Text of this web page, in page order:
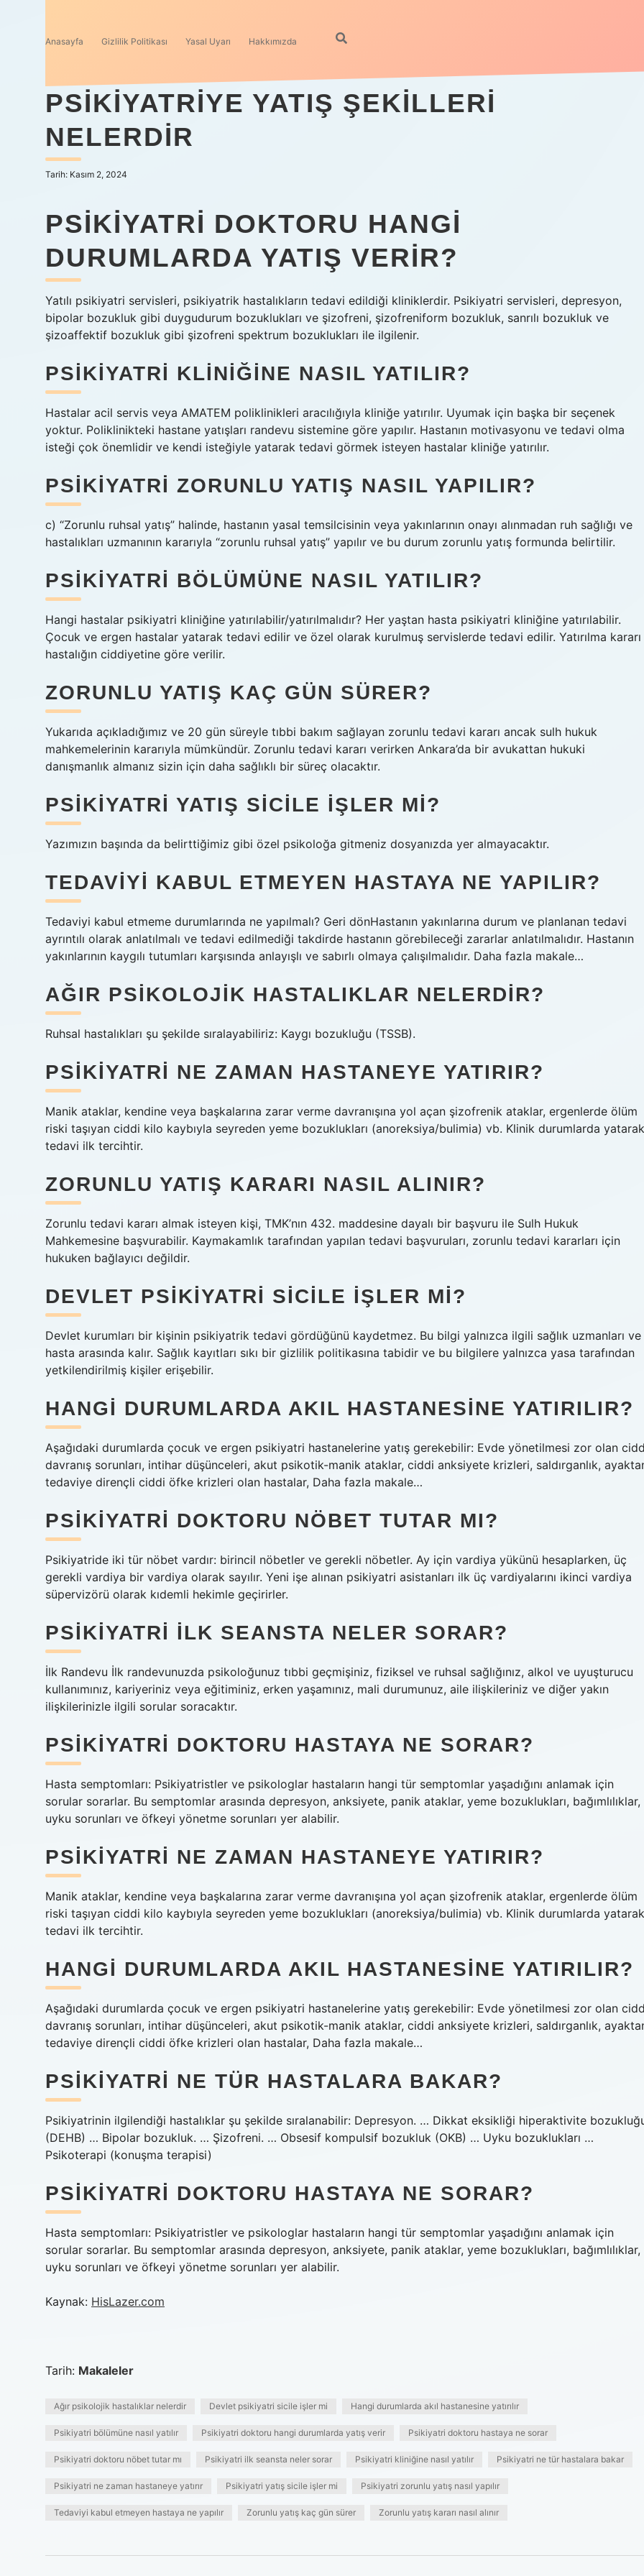
Anasayfa Gizlilik Politikası Yasal Uyarı Hakkımızda
PSIKIYATRIYE YATIŞ ŞEKILLERI
NELERDIR
Tarih: Kasım 2, 2024
PSIKIYATRI DOKTORU HANGI
DURUMLARDA YATIŞ VERIR?
Yatılı psikiyatri servisleri, psikiyatrik hastalıkların tedavi edildiği kliniklerdir. Psikiyatri servisleri, depresyon,
bipolar bozukluk gibi duygudurum bozuklukları ve şizofreni, şizofreniform bozukluk, sanrılı bozukluk ve
şizoaffektif bozukluk gibi şizofreni spektrum bozuklukları ile ilgilenir.
PSIKIYATRI KLINIĞINE NASIL YATILIR?
Hastalar acil servis veya AMATEM poliklinikleri aracılığıyla kliniğe yatırılır. Uyumak için başka bir seçenek
yoktur. Poliklinikteki hastane yatışları randevu sistemine göre yapılır. Hastanın motivasyonu ve tedavi olma
isteği çok önemlidir ve kendi isteğiyle yatarak tedavi görmek isteyen hastalar kliniğe yatırılır.
PSIKIYATRI ZORUNLU YATIŞ NASIL YAPILIR?
c) “Zorunlu ruhsal yatış” halinde, hastanın yasal temsilcisinin veya yakınlarının onayı alınmadan ruh sağlığı ve
hastalıkları uzmanının kararıyla “zorunlu ruhsal yatış” yapılır ve bu durum zorunlu yatış formunda belirtilir.
PSIKIYATRI BÖLÜMÜNE NASIL YATILIR?
Hangi hastalar psikiyatri kliniğine yatırılabilir/yatırılmalıdır? Her yaştan hasta psikiyatri kliniğine yatırılabilir.
Çocuk ve ergen hastalar yatarak tedavi edilir ve özel olarak kurulmuş servislerde tedavi edilir. Yatırılma kararı
hastalığın ciddiyetine göre verilir.
ZORUNLU YATIŞ KAÇ GÜN SÜRER?
Yukarıda açıkladığımız ve 20 gün süreyle tıbbi bakım sağlayan zorunlu tedavi kararı ancak sulh hukuk
mahkemelerinin kararıyla mümkündür. Zorunlu tedavi kararı verirken Ankara’da bir avukattan hukuki
danışmanlık almanız sizin için daha sağlıklı bir süreç olacaktır.
PSIKIYATRI YATIŞ SICILE IŞLER MI?
Yazımızın başında da belirttiğimiz gibi özel psikoloğa gitmeniz dosyanızda yer almayacaktır.
TEDAVIYI KABUL ETMEYEN HASTAYA NE YAPILIR?
Tedaviyi kabul etmeme durumlarında ne yapılmalı? Geri dönHastanın yakınlarına durum ve planlanan tedavi
ayrıntılı olarak anlatılmalı ve tedavi edilmediği takdirde hastanın görebileceği zararlar anlatılmalıdır. Hastanın
yakınlarının kaygılı tutumları karşısında anlayışlı ve sabırlı olmaya çalışılmalıdır. Daha fazla makale…
AĞIR PSIKOLOJIK HASTALIKLAR NELERDIR?
Ruhsal hastalıkları şu şekilde sıralayabiliriz: Kaygı bozukluğu (TSSB).
PSIKIYATRI NE ZAMAN HASTANEYE YATIRIR?
Manik ataklar, kendine veya başkalarına zarar verme davranışına yol açan şizofrenik ataklar, ergenlerde ölüm
riski taşıyan ciddi kilo kaybıyla seyreden yeme bozuklukları (anoreksiya/bulimia) vb. Klinik durumlarda yatarak
tedavi ilk tercihtir.
ZORUNLU YATIŞ KARARI NASIL ALINIR?
Zorunlu tedavi kararı almak isteyen kişi, TMK’nın 432. maddesine dayalı bir başvuru ile Sulh Hukuk
Mahkemesine başvurabilir. Kaymakamlık tarafından yapılan tedavi başvuruları, zorunlu tedavi kararları için
hukuken bağlayıcı değildir.
DEVLET PSIKIYATRI SICILE IŞLER MI?
Devlet kurumları bir kişinin psikiyatrik tedavi gördüğünü kaydetmez. Bu bilgi yalnızca ilgili sağlık uzmanları ve
hasta arasında kalır. Sağlık kayıtları sıkı bir gizlilik politikasına tabidir ve bu bilgilere yalnızca yasa tarafından
yetkilendirilmiş kişiler erişebilir.
HANGI DURUMLARDA AKIL HASTANESINE YATIRILIR?
Aşağıdaki durumlarda çocuk ve ergen psikiyatri hastanelerine yatış gerekebilir: ​​Evde yönetilmesi zor olan
davranış sorunları, intihar düşünceleri, akut psikotik-manik ataklar, ciddi anksiyete krizleri, saldırganlık,
tedaviye dirençli ciddi öfke krizleri olan hastalar, Daha fazla makale…
PSIKIYATRI DOKTORU NÖBET TUTAR MI?
Psikiyatride iki tür nöbet vardır: birincil nöbetler ve gerekli nöbetler. Ay için vardiya yükünü hesaplarken, üç
gerekli vardiya bir vardiya olarak sayılır. Yeni işe alınan psikiyatri asistanları ilk üç vardiyalarını ikinci vardiya
süpervizörü olarak kıdemli hekimle geçirirler.
PSIKIYATRI ILK SEANSTA NELER SORAR?
İlk Randevu İlk randevunuzda psikoloğunuz tıbbi geçmişiniz, fiziksel ve ruhsal sağlığınız, alkol ve uyuşturucu
kullanımınız, kariyeriniz veya eğitiminiz, erken yaşamınız, mali durumunuz, aile ilişkileriniz ve diğer yakın
ilişkilerinizle ilgili sorular soracaktır.
PSIKIYATRI DOKTORU HASTAYA NE SORAR?
Hasta semptomları: Psikiyatristler ve psikologlar hastaların hangi tür semptomlar yaşadığını anlamak için
sorular sorarlar. Bu semptomlar arasında depresyon, anksiyete, panik ataklar, yeme bozuklukları, bağımlılıklar,
uyku sorunları ve öfkeyi yönetme sorunları yer alabilir.
PSIKIYATRI NE ZAMAN HASTANEYE YATIRIR?
Manik ataklar, kendine veya başkalarına zarar verme davranışına yol açan şizofrenik ataklar, ergenlerde ölüm
riski taşıyan ciddi kilo kaybıyla seyreden yeme bozuklukları (anoreksiya/bulimia) vb. Klinik durumlarda yatarak
tedavi ilk tercihtir.
HANGI DURUMLARDA AKIL HASTANESINE YATIRILIR?
Aşağıdaki durumlarda çocuk ve ergen psikiyatri hastanelerine yatış gerekebilir: ​​Evde yönetilmesi zor olan
davranış sorunları, intihar düşünceleri, akut psikotik-manik ataklar, ciddi anksiyete krizleri, saldırganlık,
tedaviye dirençli ciddi öfke krizleri olan hastalar, Daha fazla makale…
PSIKIYATRI NE TÜR HASTALARA BAKAR?
Psikiyatrinin ilgilendiği hastalıklar şu şekilde sıralanabilir: Depresyon. … Dikkat eksikliği hiperaktivite
(DEHB) … Bipolar bozukluk. … Şizofreni. … Obsesif kompulsif bozukluk (OKB) … Uyku bozuklukları …
Psikoterapi (konuşma terapisi)
PSIKIYATRI DOKTORU HASTAYA NE SORAR?
Hasta semptomları: Psikiyatristler ve psikologlar hastaların hangi tür semptomlar yaşadığını anlamak için
sorular sorarlar. Bu semptomlar arasında depresyon, anksiyete, panik ataklar, yeme bozuklukları, bağımlılıklar,
uyku sorunları ve öfkeyi yönetme sorunları yer alabilir.
Kaynak: HisLazer.com
Tarih: Makaleler
Ağır psikolojik hastalıklar nelerdir Devlet psikiyatri sicile işler mi Hangi durumlarda akıl hastanesine yatırılır
Psikiyatri bölümüne nasıl yatılır Psikiyatri doktoru hangi durumlarda yatış verir Psikiyatri doktoru hastaya ne sorar
Psikiyatri doktoru nöbet tutar mı Psikiyatri ilk seansta neler sorar Psikiyatri kliniğine nasıl yatılır Psikiyatri ne tür hastalara bakar
Psikiyatri ne zaman hastaneye yatırır Psikiyatri yatış sicile işler mi Psikiyatri zorunlu yatış nasıl yapılır
Tedaviyi kabul etmeyen hastaya ne yapılır Zorunlu yatış kaç gün sürer Zorunlu yatış kararı nasıl alınır